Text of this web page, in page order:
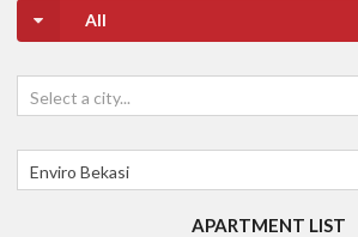
All
Select a city...
Enviro Bekasi
APARTMENT LIST